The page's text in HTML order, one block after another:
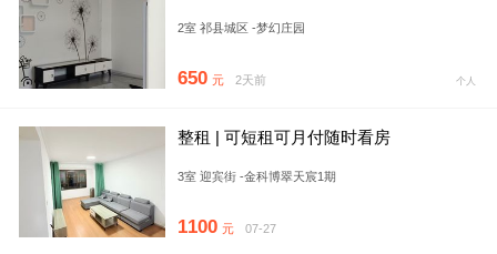
2室 祁县城区 -梦幻庄园
650 元 2天前 个人
整租 | 可短租可月付随时看房
3室 迎宾街 -金科博翠天宸1期
1100 元 07-27